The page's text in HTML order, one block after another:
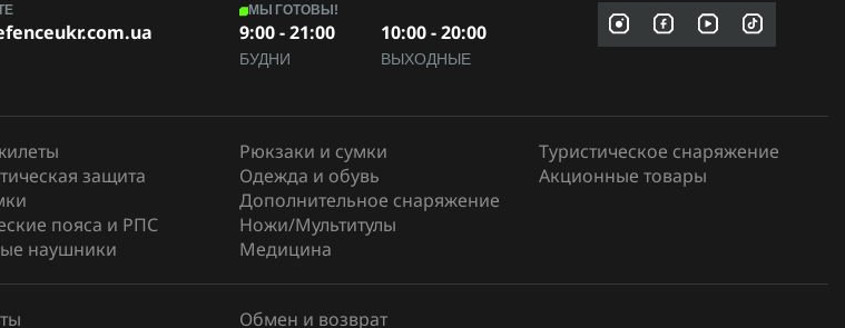
МЫ ГОТОВЫ!
9:00 - 21:00
БУДНИ
10:00 - 20:00
ВЫХОДНЫЕ
защита
пояса и РПС
наушники
Рюкзаки и сумки
Одежда и обувь
Дополнительное снаряжение
Ножи/Мультитулы
Медицина
Туристическое снаряжение
Акционные товары
Обмен и возврат